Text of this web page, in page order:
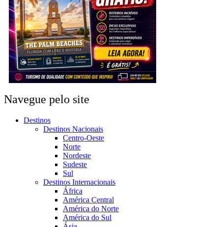
Navegue pelo site
Destinos
Destinos Nacionais
Centro-Oeste
Norte
Nordeste
Sudeste
Sul
Destinos Internacionais
África
América Central
América do Norte
América do Sul